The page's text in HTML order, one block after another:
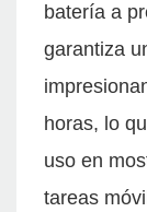
batería a
garantiza
horas, lo
uso en
tareas